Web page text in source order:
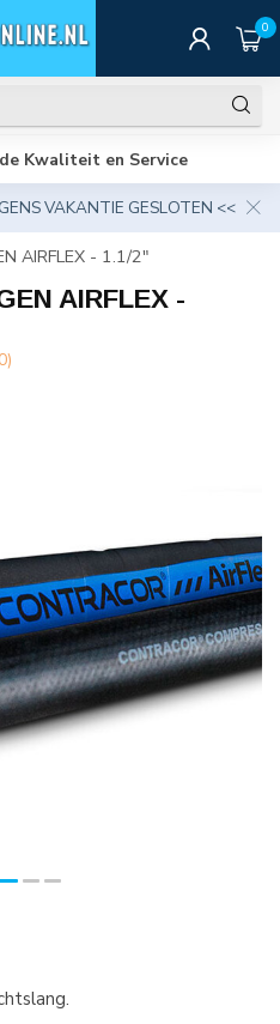
0
Kwaliteit en Service
VAKANTIE GESLOTEN <<
AIRFLEX - 1.1/2"
AIRFLEX -